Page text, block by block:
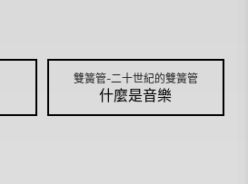
雙簧管-二十世紀的雙簧管
什麼是音樂